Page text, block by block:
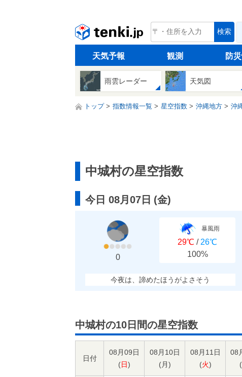
tenki.jp 検索
天気予報 観測 防
雨雲レーダー 天気図
トップ 指数情報一覧 星空指数 沖縄地方 沖
中城村の星空指数
今日 08月07日 (金)
0
暴風雨
29℃ / 26℃
100%
今夜は、諦めたほうがよさそう
中城村の10日間の星空指数
日付
08月09日
(日)
08月10日
(月)
08月11日
(火)
08
(